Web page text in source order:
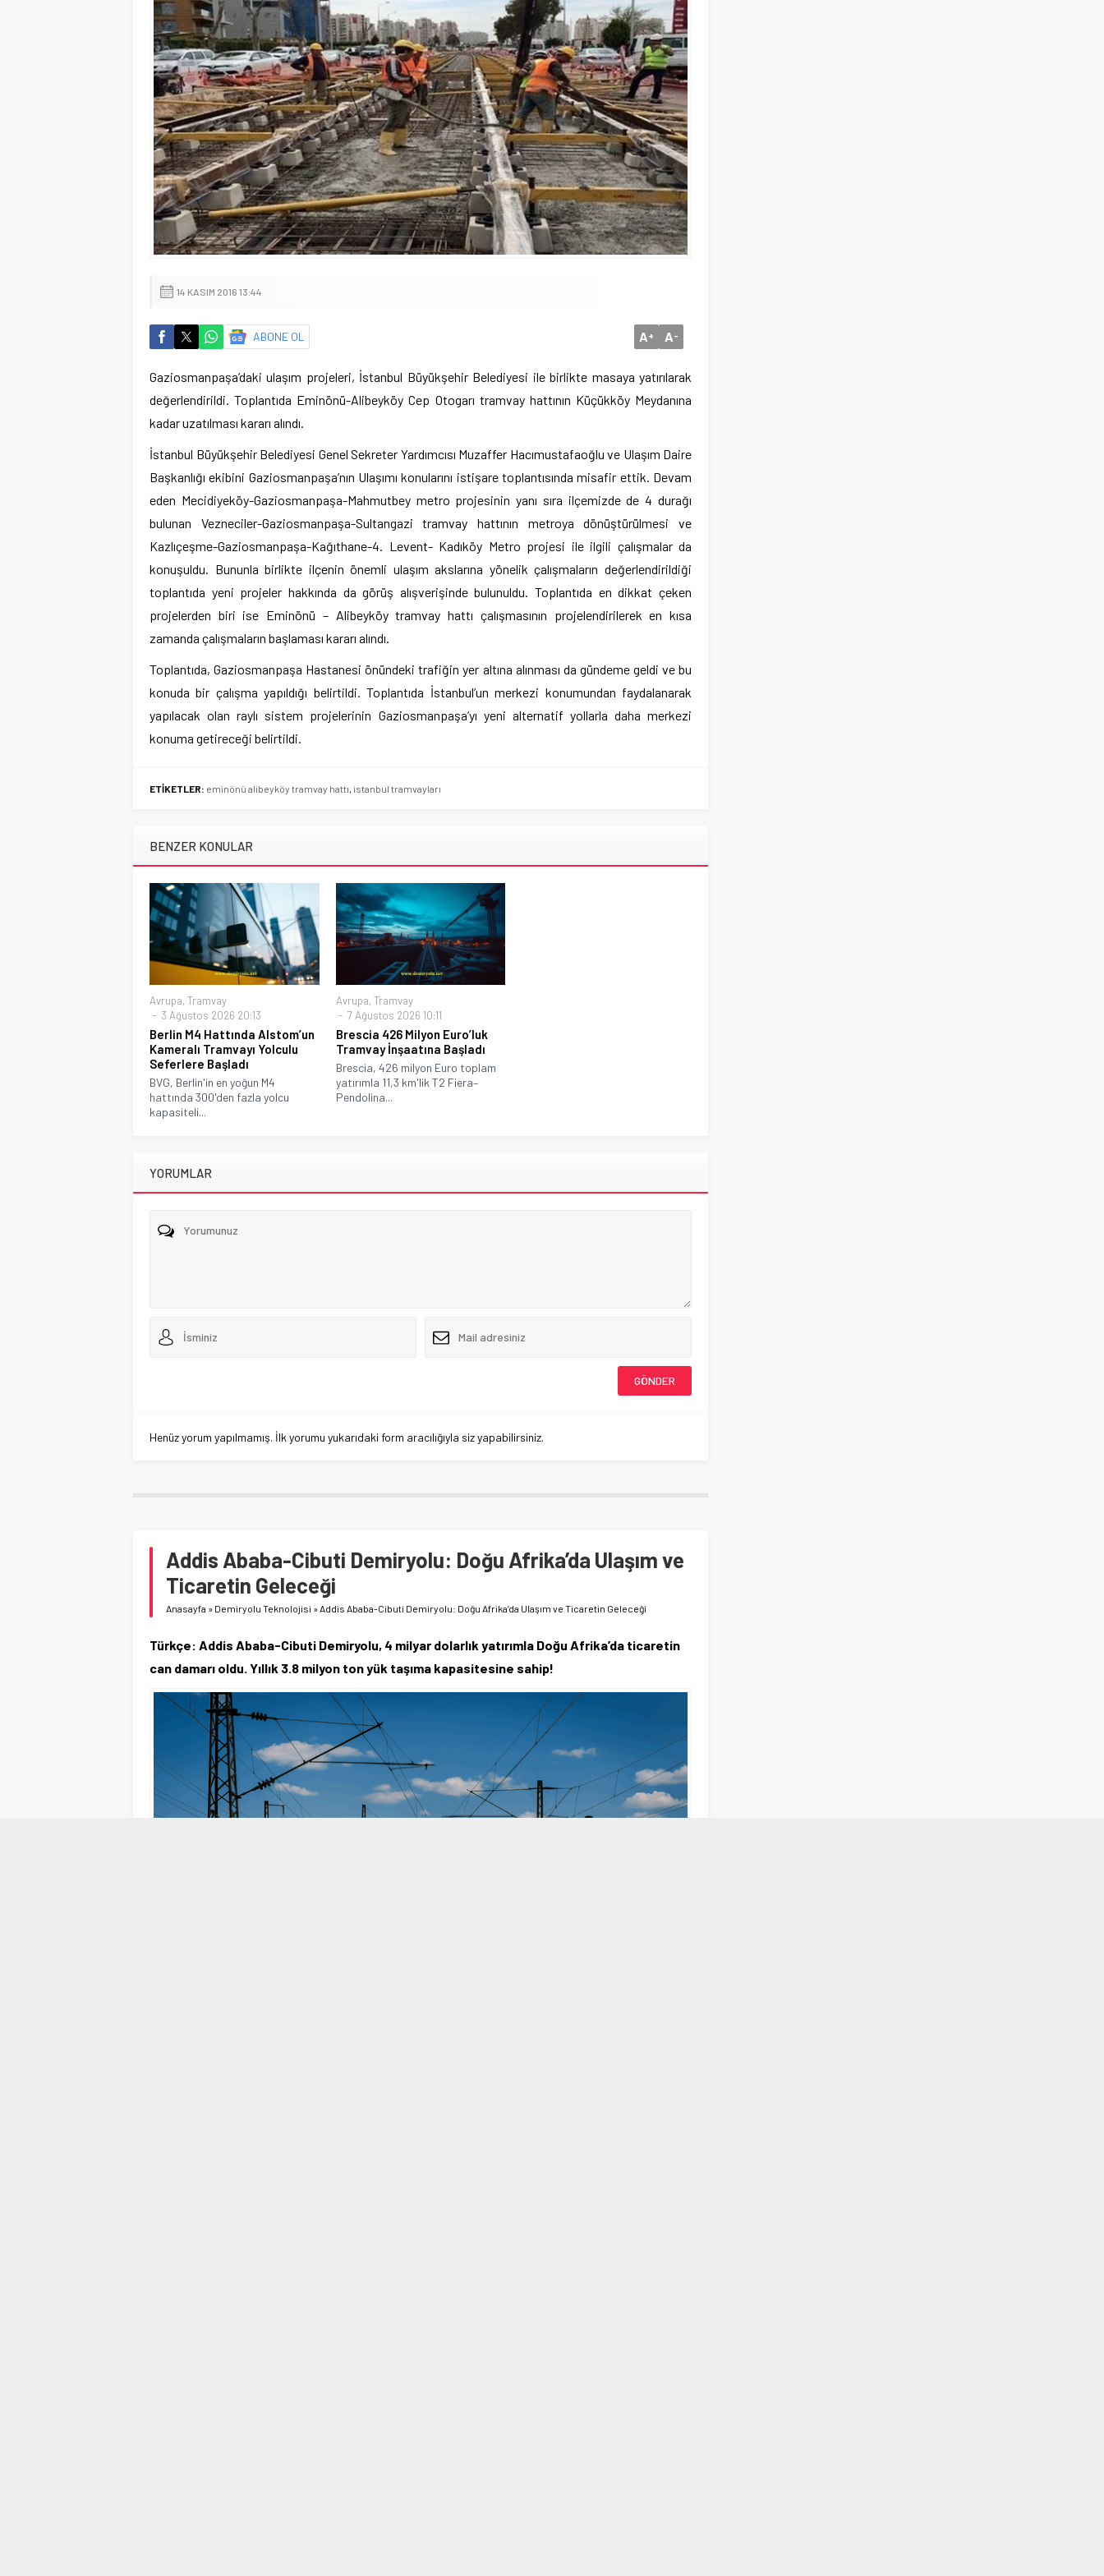
14 KASIM 2016 13:44
ABONE OL A+ A-
Gaziosmanpaşa’daki ulaşım projeleri, İstanbul Büyükşehir Belediyesi ile birlikte masaya yatırılarak
değerlendirildi. Toplantıda Eminönü-Alibeyköy Cep Otogarı tramvay hattının Küçükköy Meydanına
kadar uzatılması kararı alındı.
İstanbul Büyükşehir Belediyesi Genel Sekreter Yardımcısı Muzaffer Hacımustafaoğlu ve Ulaşım Daire
Başkanlığı ekibini Gaziosmanpaşa’nın Ulaşımı konularını istişare toplantısında misafir ettik. Devam
eden Mecidiyeköy-Gaziosmanpaşa-Mahmutbey metro projesinin yanı sıra ilçemizde de 4 durağı
bulunan Vezneciler-Gaziosmanpaşa-Sultangazi tramvay hattının metroya dönüştürülmesi ve
Kazlıçeşme-Gaziosmanpaşa-Kağıthane-4. Levent- Kadıköy Metro projesi ile ilgili çalışmalar da
konuşuldu. Bununla birlikte ilçenin önemli ulaşım akslarına yönelik çalışmaların değerlendirildiği
toplantıda yeni projeler hakkında da görüş alışverişinde bulunuldu. Toplantıda en dikkat çeken
projelerden biri ise Eminönü – Alibeyköy tramvay hattı çalışmasının projelendirilerek en kısa
zamanda çalışmaların başlaması kararı alındı.
Toplantıda, Gaziosmanpaşa Hastanesi önündeki trafiğin yer altına alınması da gündeme geldi ve bu
konuda bir çalışma yapıldığı belirtildi. Toplantıda İstanbul’un merkezi konumundan faydalanarak
yapılacak olan raylı sistem projelerinin Gaziosmanpaşa’yı yeni alternatif yollarla daha merkezi
konuma getireceği belirtildi.
ETİKETLER: eminönü alibeyköy tramvay hattı, istanbul tramvayları
BENZER KONULAR
Avrupa, Tramvay
3 Ağustos 2026 20:13
Berlin M4 Hattında Alstom’un
Kameralı Tramvayı Yolculu
Seferlere Başladı
BVG, Berlin'in en yoğun M4
hattında 300'den fazla yolcu
kapasiteli...
Avrupa, Tramvay
7 Ağustos 2026 10:11
Brescia 426 Milyon Euro’luk
Tramvay İnşaatına Başladı
Brescia, 426 milyon Euro toplam
yatırımla 11,3 km'lik T2 Fiera–
Pendolina...
YORUMLAR
Henüz yorum yapılmamış. İlk yorumu yukarıdaki form aracılığıyla siz yapabilirsiniz.
Addis Ababa-Cibuti Demiryolu: Doğu Afrika’da Ulaşım ve
Ticaretin Geleceği
Anasayfa » Demiryolu Teknolojisi »Addis Ababa-Cibuti Demiryolu: Doğu Afrika’da Ulaşım ve Ticaretin Geleceği
Türkçe: Addis Ababa-Cibuti Demiryolu, 4 milyar dolarlık yatırımla Doğu Afrika’da ticaretin
can damarı oldu. Yıllık 3.8 milyon ton yük taşıma kapasitesine sahip!